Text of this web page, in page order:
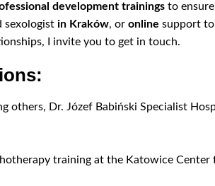
development trainings to
sexologist in Kraków, or online support
I invite you to get in touch.
others, Dr. Józef Babiński Specialist
training at the Katowice Center